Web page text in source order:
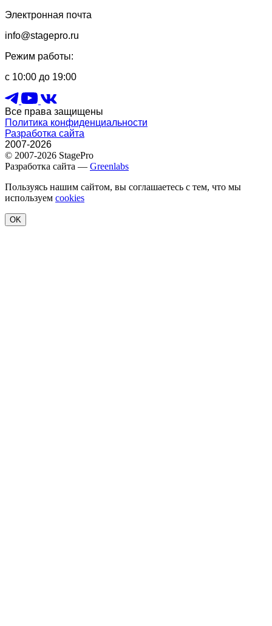
Электронная почта
info@stagepro.ru
Режим работы:
с 10:00 до 19:00
Все права защищены
Политика конфиденциальности
Разработка сайта
2007-2026
© 2007-2026 StagePro
Разработка сайта — Greenlabs
Пользуясь нашим сайтом, вы соглашаетесь с тем, что мы
используем cookies
OK